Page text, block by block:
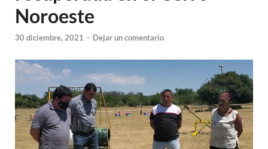
Noroeste
30 diciembre, 2021 - Dejar un comentario